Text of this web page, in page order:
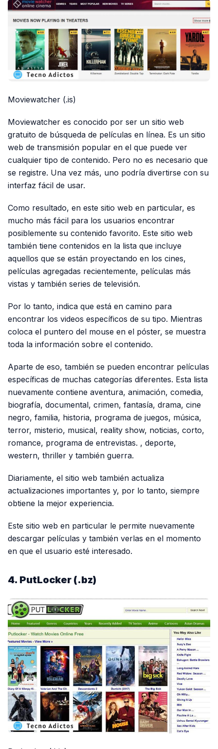
Moviewatcher (.is)
Moviewatcher es conocido por ser un sitio web
gratuito de búsqueda de películas en línea. Es un sitio
web de transmisión popular en el que puede ver
cualquier tipo de contenido. Pero no es necesario que
se registre. Una vez más, uno podría divertirse con su
interfaz fácil de usar.
Como resultado, en este sitio web en particular, es
mucho más fácil para los usuarios encontrar
posiblemente su contenido favorito. Este sitio web
también tiene contenidos en la lista que incluye
aquellos que se están proyectando en los cines,
películas agregadas recientemente, películas más
vistas y también series de televisión.
Por lo tanto, indica que está en camino para
encontrar los videos específicos de su tipo. Mientras
coloca el puntero del mouse en el póster, se muestra
toda la información sobre el contenido.
Aparte de eso, también se pueden encontrar películas
específicas de muchas categorías diferentes. Esta lista
nuevamente contiene aventura, animación, comedia,
biografía, documental, crimen, fantasía, drama, cine
negro, familia, historia, programa de juegos, música,
terror, misterio, musical, reality show, noticias, corto,
romance, programa de entrevistas. , deporte,
western, thriller y también guerra.
Diariamente, el sitio web también actualiza
actualizaciones importantes y, por lo tanto, siempre
obtiene la mejor experiencia.
Este sitio web en particular le permite nuevamente
descargar películas y también verlas en el momento
en que el usuario esté interesado.
4. PutLocker (.bz)